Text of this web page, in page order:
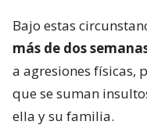
Bajo estas
más de dos
a agresiones físicas,
que se suman
ella y su familia.